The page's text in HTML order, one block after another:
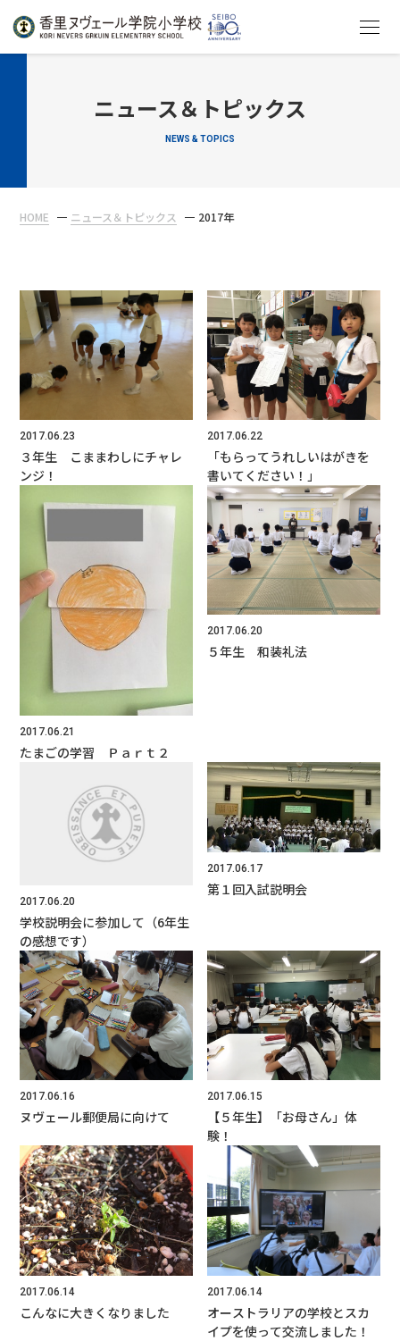
アクセス
よくあるご質問
資料請求・お問合せ
在校生・保護者の方へ
ニュース＆トピックス
NEWS & TOPICS
HOME ニュース＆トピックス 2017年
2017.06.23
３年生 こままわしにチャレ
ンジ！
2017.06.22
「もらってうれしいはがきを
書いてください！」
2017.06.21
たまごの学習 Ｐａｒｔ２
2017.06.20
５年生 和装礼法
2017.06.20
学校説明会に参加して（6年生
の感想です）
2017.06.17
第１回入試説明会
2017.06.16
ヌヴェール郵便局に向けて
2017.06.15
【５年生】「お母さん」体
験！
2017.06.14
こんなに大きくなりました
2017.06.14
オーストラリアの学校とスカ
イプを使って交流しました！